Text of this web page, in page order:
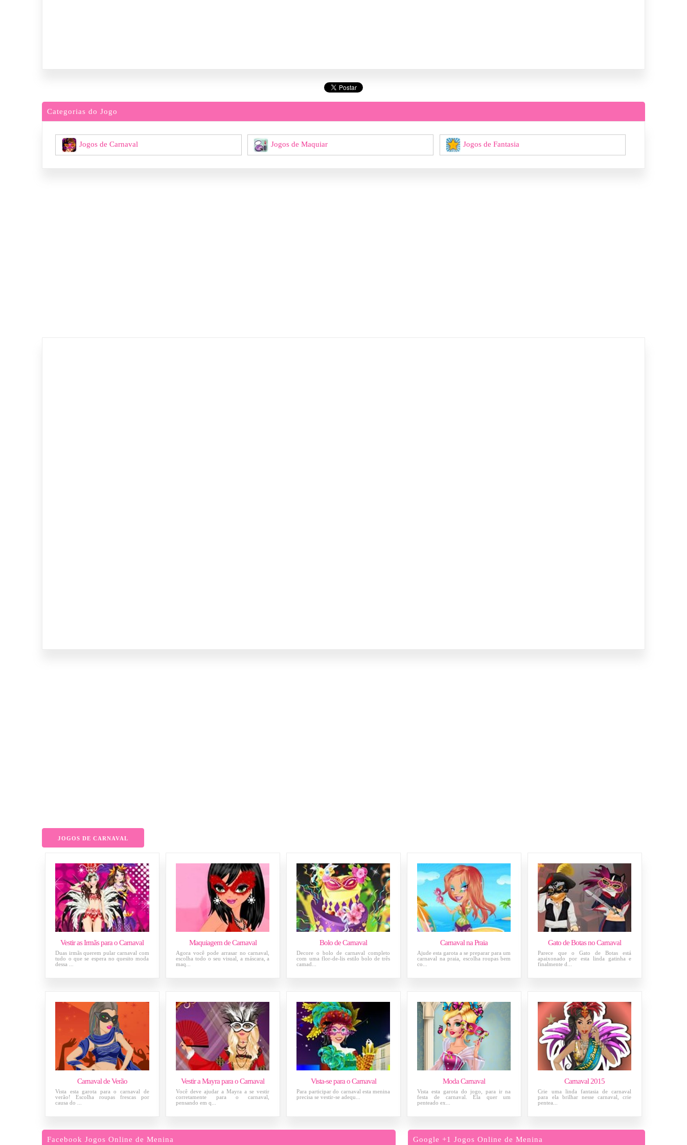
Categorias do Jogo
Jogos de Carnaval Jogos de Maquiar Jogos de Fantasia
JOGOS DE CARNAVAL
Vestir as Irmãs para o Carnaval
Duas irmãs querem pular carnaval com
tudo o que se espera no quesito moda
dessa ...
Maquiagem de Carnaval
Agora você pode arrasar no carnaval,
escolha todo o seu visual, a máscara, a
maq...
Bolo de Carnaval
Decore o bolo de carnaval completo
com uma flor-de-lis estilo bolo de três
camad...
Carnaval na Praia
Ajude esta garota a se preparar para um
carnaval na praia, escolha roupas bem
co...
Gato de Botas no Carnaval
Parece que o Gato de Botas está
apaixonado por esta linda gatinha e
finalmente d...
Carnaval de Verão
Vista esta garota para o carnaval de
verão! Escolha roupas frescas por
causa do ...
Vestir a Mayra para o Carnaval
Você deve ajudar a Mayra a se vestir
corretamente para o carnaval,
pensando em q...
Vista-se para o Carnaval
Para participar do carnaval esta menina
precisa se ​​vestir-se adequ...
Moda Carnaval
Vista esta garota do jogo, para ir na
festa de carnaval. Ela quer um
penteado ex...
Carnaval 2015
Crie uma linda fantasia de carnaval
para ela brilhar nesse carnaval, crie
pentea...
Facebook Jogos Online de Menina Google +1 Jogos Online de Menina